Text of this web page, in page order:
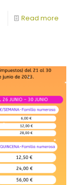
Read more